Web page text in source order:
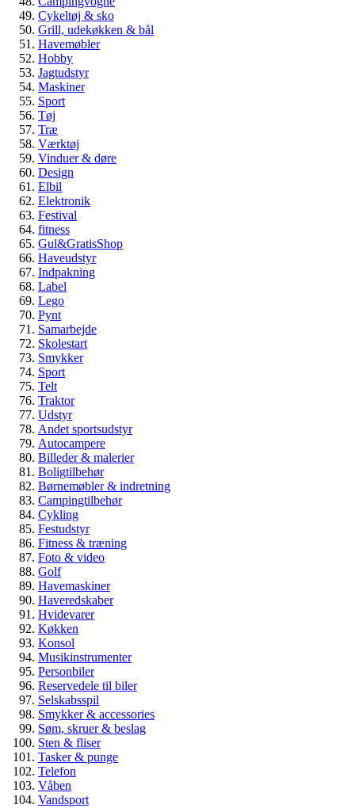
Veteranbil eller klassisk bil – hvad er
egentlig forskellen?
Guide
Biler & køretøjer
Veteranbil
Cykeltøj & sko
Grill, udekøkken & bål
Havemøbler
Hobby
Jagtudstyr
Maskiner
Sport
Tøj
Træ
Værktøj
Vinduer & døre
Design
Elbil
Elektronik
Festival
fitness
Gul&GratisShop
Haveudstyr
Indpakning
Label
Lego
Pynt
Samarbejde
Skolestart
Smykker
Sport
Telt
Traktor
Udstyr
Andet sportsudstyr
Autocampere
Billeder & malerier
Boligtilbehør
Børnemøbler & indretning
Campingtilbehør
Cykling
Festudstyr
Fitness & træning
Foto & video
Golf
Havemaskiner
Haveredskaber
Hvidevarer
Køkken
Konsol
Musikinstrumenter
Personbiler
Reservedele til biler
Selskabsspil
Smykker & accessories
Søm, skruer & beslag
Sten & fliser
Tasker & punge
Telefon
Våben
Vandsport